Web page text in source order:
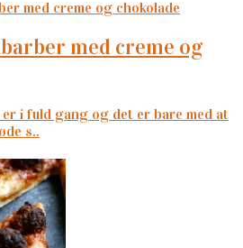
i fuld gang og det er bare med at
s..